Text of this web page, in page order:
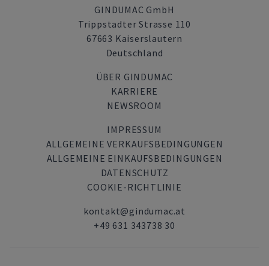
GINDUMAC GmbH
Trippstadter Strasse 110
67663 Kaiserslautern
Deutschland
ÜBER GINDUMAC
KARRIERE
NEWSROOM
IMPRESSUM
ALLGEMEINE VERKAUFSBEDINGUNGEN
ALLGEMEINE EINKAUFSBEDINGUNGEN
DATENSCHUTZ
COOKIE-RICHTLINIE
kontakt@gindumac.at
+49 631 343738 30